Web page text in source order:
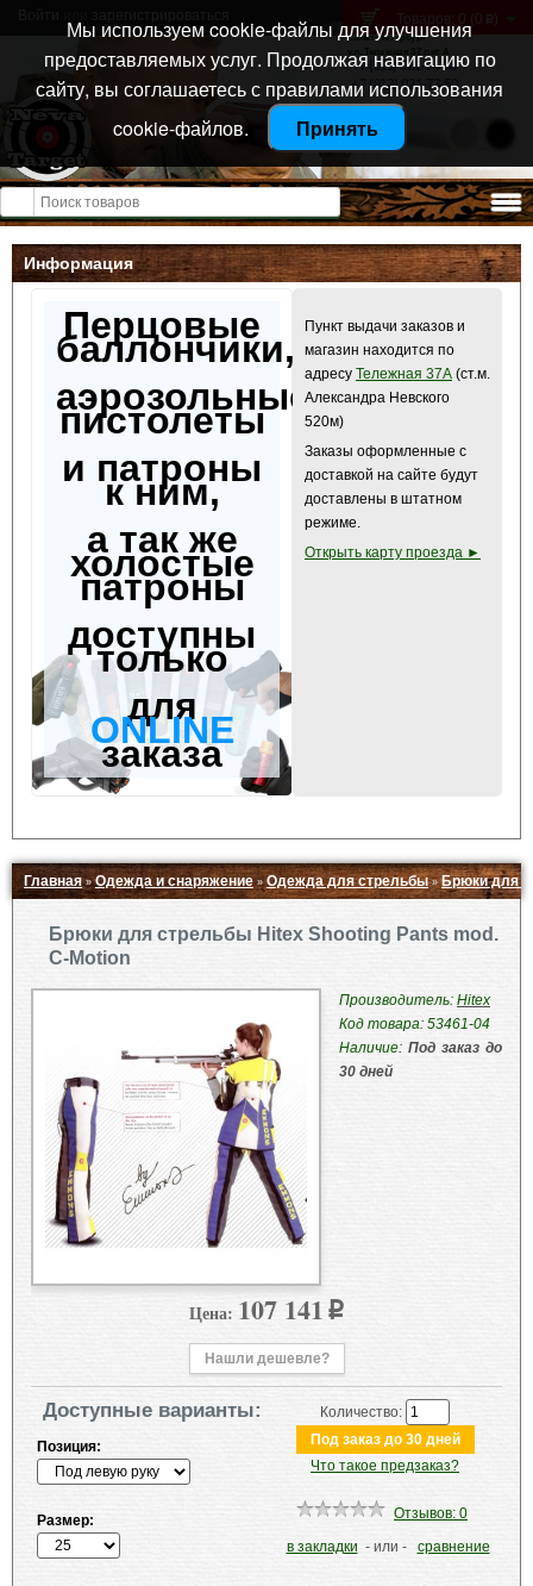
Санкт-Петербург
ул. Тележная 37 лит А
+7 (911) 021-04-08
+7 (812) 921-73-50
Товаров: 0 (0 p )
Открыть меню
Информация
Перцовые
баллончики,
аэрозольные
пистолеты
и патроны
к ним,
а так же
холостые
патроны
доступны
только
для
ONLINE
заказа
Пункт выдачи заказов и
магазин находится по
адресу Тележная 37А (ст.м.
Александра Невского
520м)
Заказы оформленные с
доставкой на сайте будут
доставлены в штатном
режиме.
Открыть карту проезда ►
Главная»Одежда и снаряжение » Одежда для стрельбы»Брюки для
Брюки для стрельбы Hitex Shooting Pants mod.
C-Motion
Производитель: Hitex
Код товара: 53461-04
Наличие: Под заказ до
30 дней
Цена: 107 141 p
Нашли дешевле?
Доступные варианты:
Позиция:
Размер:
Количество:
Что такое предзаказ?
Отзывов: 0
в закладки - или - сравнение
Мы используем cookie-файлы для улучшения
предоставляемых услуг. Продолжая навигацию по
сайту, вы соглашаетесь с правилами использования
cookie-файлов.
Принять